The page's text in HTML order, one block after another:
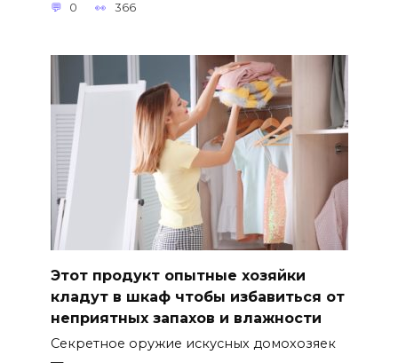
0 366
Этот продукт опытные хозяйки
кладут в шкаф чтобы избавиться от
неприятных запахов и влажности
Секретное оружие искусных домохозяек